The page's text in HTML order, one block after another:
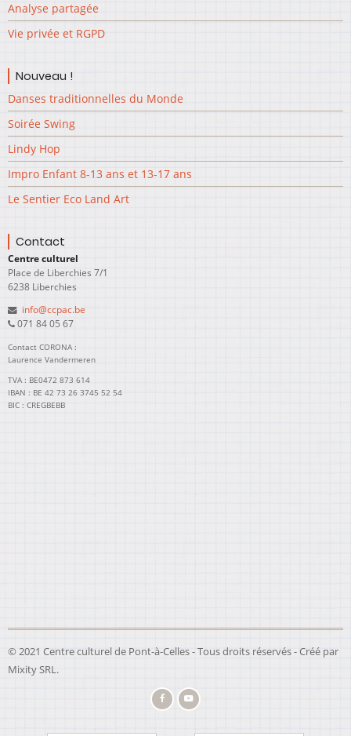
Analyse partagée
Vie privée et RGPD
Nouveau !
Danses traditionnelles du Monde
Soirée Swing
Lindy Hop
Impro Enfant 8-13 ans et 13-17 ans
Le Sentier Eco Land Art
Contact
Centre culturel
Place de Liberchies 7/1
6238 Liberchies
info@ccpac.be
071 84 05 67
Contact CORONA :
Laurence Vandermeren
TVA : BE0472 873 614
IBAN : BE 42 73 26 3745 52 54
BIC : CREGBEBB
© 2021 Centre culturel de Pont-à-Celles - Tous droits réservés - Créé par
Mixity SRL.